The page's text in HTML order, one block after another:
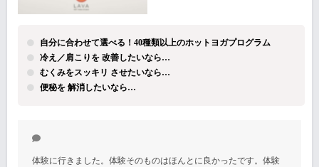
自分に合わせて選べる！40種類以上のホットヨガプログラム
冷え／肩こりを 改善したいなら…
むくみをスッキリ させたいなら…
便秘を 解消したいなら…
体験に行きました。体験そのものはほんとに良かったです。体験